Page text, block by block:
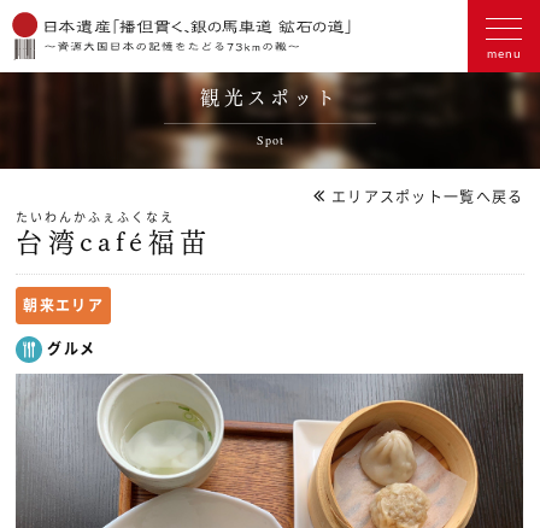
観光スポット
Spot
たいわんかふぇふくなえ
台湾café福苗
エリアスポット一覧へ戻る
朝来エリア
グルメ